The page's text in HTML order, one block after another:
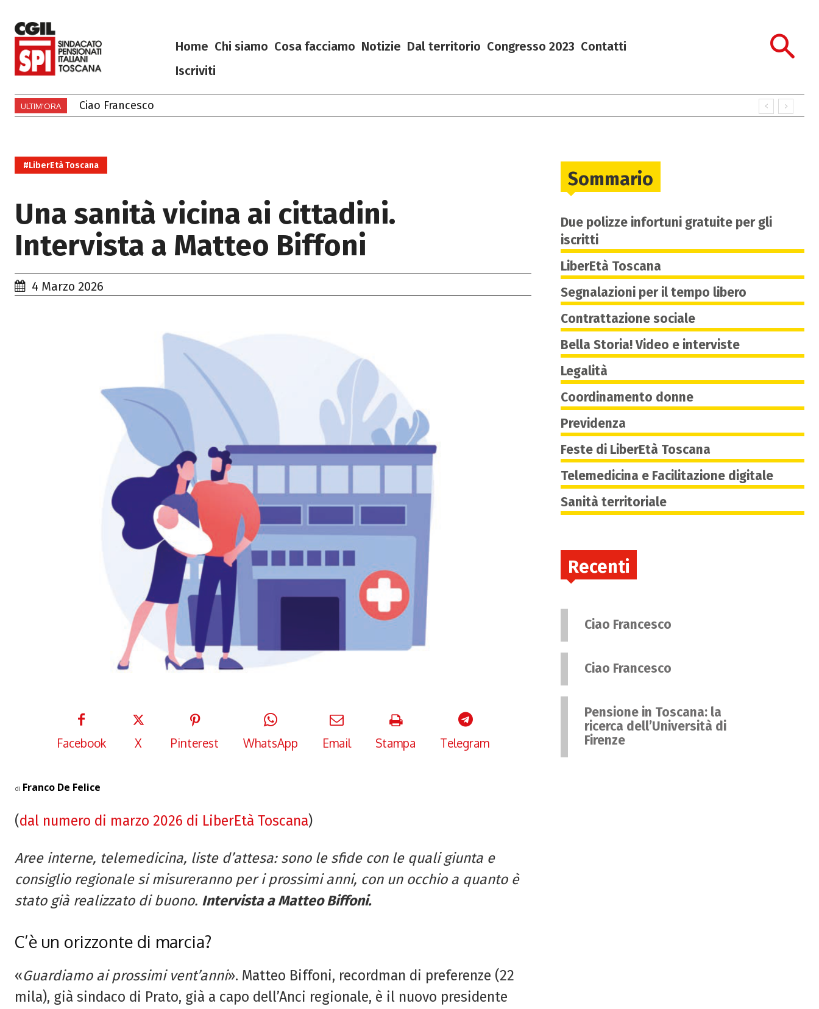
Home Chi siamo Cosa facciamo Notizie Dal territorio Congresso 2023 Contatti
Iscriviti
ULTIM'ORA Ciao Francesco
Ciao Francesco
#LiberEtà Toscana
Una sanità vicina ai cittadini.
Intervista a Matteo Biffoni
4 Marzo 2026
Facebook X Pinterest WhatsApp Email Stampa Telegram
di Franco De Felice
(dal numero di marzo 2026 di LiberEtà Toscana)
Aree interne, telemedicina, liste d’attesa: sono le sfide con le quali giunta e
consiglio regionale si misureranno per i prossimi anni, con un occhio a quanto è
stato già realizzato di buono. Intervista aMatteo Biffoni.
C’è un orizzonte di marcia?
«Guardiamo ai prossimi vent’anni». Matteo Biffoni, recordman di preferenze (22
mila), già sindaco di Prato, già a capo dell’Anci regionale, è il nuovo presidente
Sommario
Due polizze infortuni gratuite per gli
iscritti
LiberEtà Toscana
Segnalazioni per il tempo libero
Contrattazione sociale
Bella Storia! Video e interviste
Legalità
Coordinamento donne
Previdenza
Feste di LiberEtà Toscana
Telemedicina e Facilitazione digitale
Sanità territoriale
Recenti
Ciao Francesco
Ciao Francesco
Pensione in Toscana: la
ricerca dell’Università di
Firenze